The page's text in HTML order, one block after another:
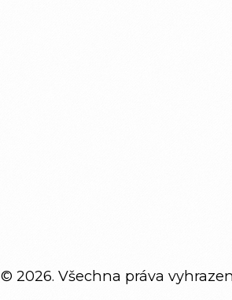
© 2026. Všechna práva